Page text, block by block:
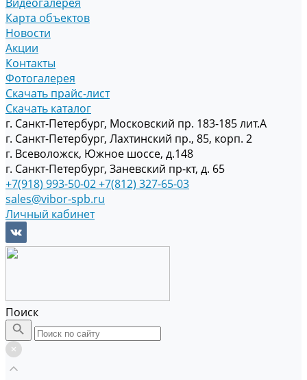
Карта объектов
Новости
Акции
Контакты
Фотогалерея
Скачать прайс-лист
Скачать каталог
г. Санкт-Петербург, Московский пр. 183-185 лит.А
г. Санкт-Петербург, Лахтинский пр., 85, корп. 2
г. Всеволожск, Южное шоссе, д.148
г. Санкт-Петербург, Заневский пр-кт, д. 65
+7(918) 993-50-02+7(812) 327-65-03
sales@vibor-spb.ru
Личный кабинет
Поиск